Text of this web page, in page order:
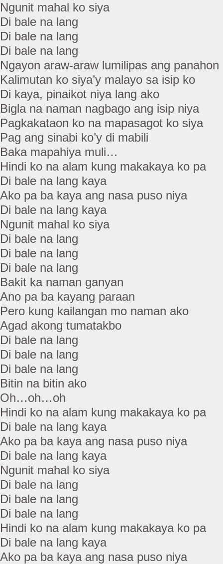
Ngunit mahal ko siya
Di bale na lang
Di bale na lang
Di bale na lang
Ngayon araw-araw lumilipas ang panahon
Kalimutan ko siya’y malayo sa isip ko
Di kaya, pinaikot niya lang ako
Bigla na naman nagbago ang isip niya
Pagkakataon ko na mapasagot ko siya
Pag ang sinabi ko’y di mabili
Baka mapahiya muli…
Hindi ko na alam kung makakaya ko pa
Di bale na lang kaya
Ako pa ba kaya ang nasa puso niya
Di bale na lang kaya
Ngunit mahal ko siya
Di bale na lang
Di bale na lang
Di bale na lang
Bakit ka naman ganyan
Ano pa ba kayang paraan
Pero kung kailangan mo naman ako
Agad akong tumatakbo
Di bale na lang
Di bale na lang
Di bale na lang
Bitin na bitin ako
Oh…oh…oh
Hindi ko na alam kung makakaya ko pa
Di bale na lang kaya
Ako pa ba kaya ang nasa puso niya
Di bale na lang kaya
Ngunit mahal ko siya
Di bale na lang
Di bale na lang
Di bale na lang
Hindi ko na alam kung makakaya ko pa
Di bale na lang kaya
Ako pa ba kaya ang nasa puso niya